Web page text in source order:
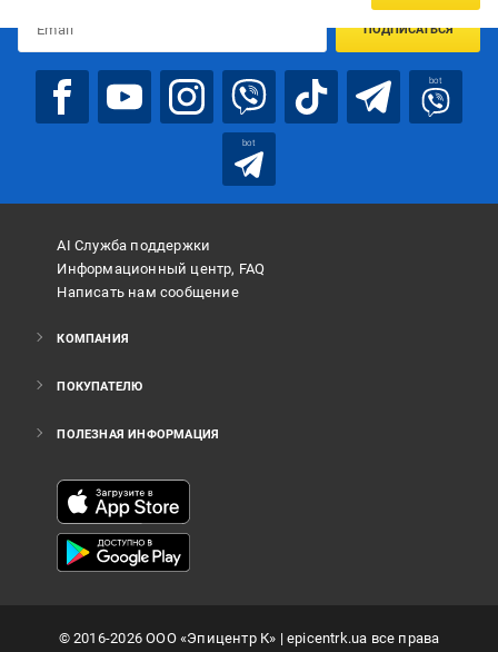
ПОДПИСАТЬСЯ
bot
bot
AI Служба поддержки
Информационный центр, FAQ
Написать нам сообщение
КОМПАНИЯ
ПОКУПАТЕЛЮ
ПОЛЕЗНАЯ ИНФОРМАЦИЯ
©2016-2026ООО «Эпицентр К» | epicentrk.ua все права